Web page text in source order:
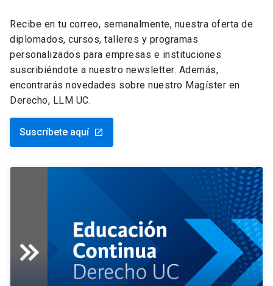
Recibe en tu correo, semanalmente, nuestra oferta de
diplomados, cursos, talleres y programas
personalizados para empresas e instituciones
suscribiéndote a nuestro newsletter. Además,
encontrarás novedades sobre nuestro Magíster en
Derecho, LLM UC.
Suscríbete aquí launch